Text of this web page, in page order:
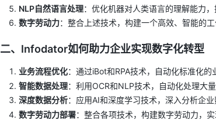
NLP自然语言处理：优化机器对人类语言的理解能力，
数字劳动力：整合上述技术，构建一个高效、智能的
二、Infodator如何助力企业实现数字化转型
业务流程优化：通过iBot和RPA技术，自动化标准化的
智能数据处理：利用OCR和NLP技术，自动化处理大
深度数据分析：应用AI和深度学习技术，深入分析企
数字劳动力部署：整合各项技术，构建数字劳动力，